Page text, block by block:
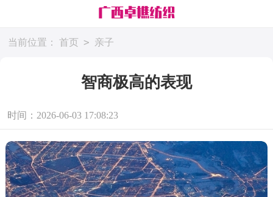
当前位置： 首页 > 亲子
智商极高的表现
时间：2026-06-03 17:08:23